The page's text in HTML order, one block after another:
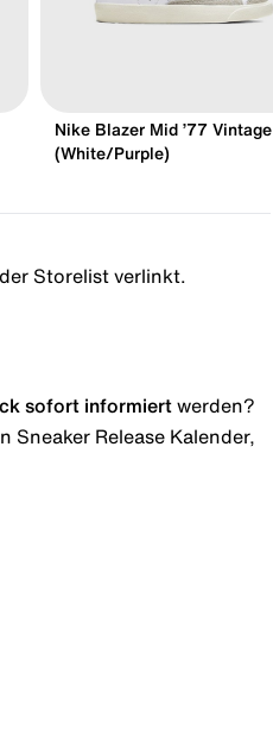
Nike Blazer Mid ’77 Vintage
(White/Purple)
Storelist verlinkt.
sofort informiert werden?
Sneaker Release Kalender,